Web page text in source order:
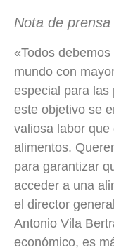
Nota de prensa
«Todos
mundo con
especial para las
este objetivo se
valiosa labor
alimentos.
para garantizar
acceder a una
el director
Antonio Vila
económico, es